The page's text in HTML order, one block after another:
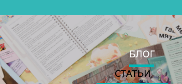
БЛОГ
СТАТЬИ